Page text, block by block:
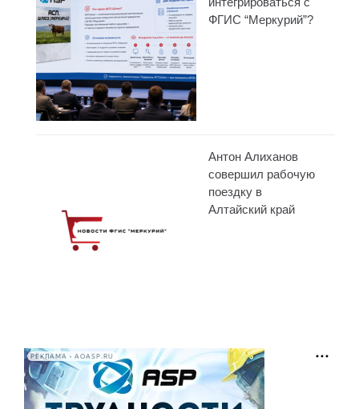
ФГИС “Меркурий”?
Антон Алиханов
совершил рабочую
поездку в
Алтайский край
РЕКЛАМА • AOASP.RU